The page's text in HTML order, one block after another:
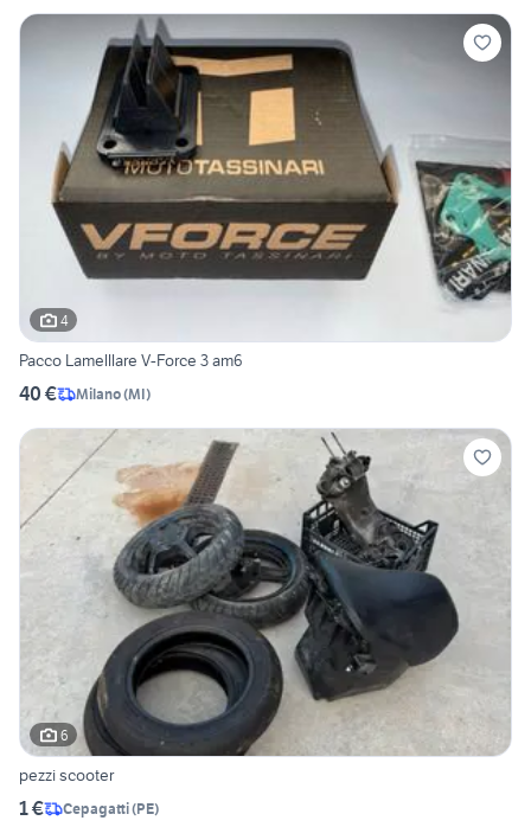
4
Pacco Lamelllare V-Force 3 am6
40 € Milano(MI)
6
pezzi scooter
1 € Cepagatti(PE)